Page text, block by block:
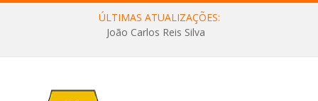
ÚLTIMAS ATUALIZAÇÕES:
João Carlos Reis Silva